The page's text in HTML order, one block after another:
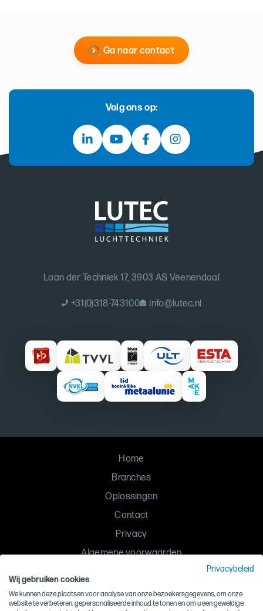
Ga naar contact
Volg ons op:
Laan der Techniek 17, 3903 AS Veenendaal
+31(0)318-743100 info@lutec.nl
Home
Branches
Oplossingen
Contact
Privacy
Algemene voorwaarden
Gedragscode
Privacybeleid
Wij gebruiken cookies
We kunnen deze plaatsen voor analyse van onze bezoekersgegevens, om onze
website te verbeteren, gepersonaliseerde inhoud te tonen en om u een geweldige